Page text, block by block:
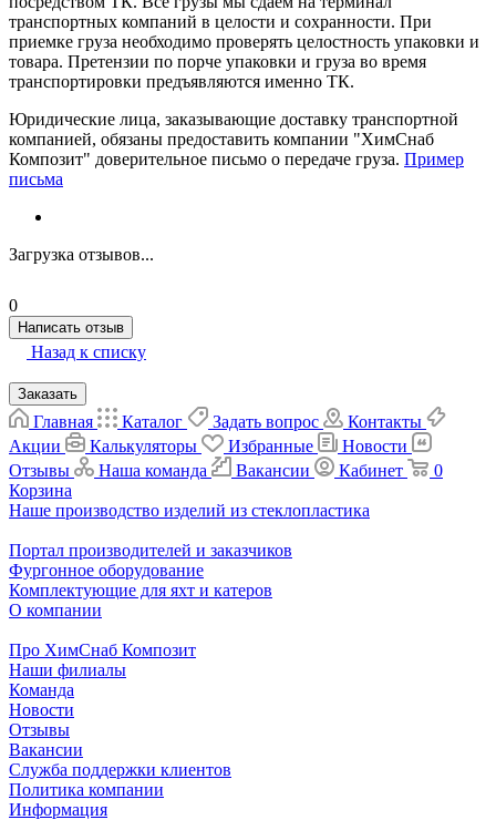
транспортных компаний в целости и сохранности. При
приемке груза необходимо проверять целостность упаковки и
товара. Претензии по порче упаковки и груза во время
транспортировки предъявляются именно ТК.
Юридические лица, заказывающие доставку транспортной
компанией, обязаны предоставить компании "ХимСнаб
Композит" доверительное письмо о передаче груза. Пример
письма
Загрузка отзывов...
0
Написать отзыв
Назад к списку
Заказать
Главная Каталог Задать вопрос
Контакты
Акции
Калькуляторы Избранные
Новости
Отзывы
Наша команда Вакансии Кабинет
0
Корзина
Наше производство изделий из стеклопластика
Портал производителей и заказчиков
Фургонное оборудование
Комплектующие для яхт и катеров
О компании
Про ХимСнаб Композит
Наши филиалы
Команда
Новости
Отзывы
Вакансии
Служба поддержки клиентов
Политика компании
Информация